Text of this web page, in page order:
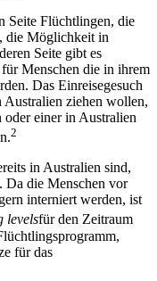
Seite Flüchtlingen, die
die Möglichkeit in
Seite gibt es
Menschen die in ihrem
Das Einreisegesuch
ziehen wollen,
oder einer in Australien
2
in Australien sind,
Da die Menschen vor
interniert werden, ist
levelsfür den Zeitraum
für das